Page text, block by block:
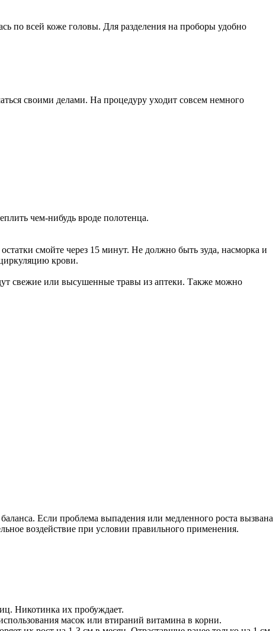
по всей коже головы. Для разделения на проборы удобно
своими делами. На процедуру уходит совсем немного
чем-нибудь вроде полотенца.
смойте через 15 минут. Не должно быть зуда, насморка и
крови.
свежие или высушенные травы из аптеки. Также можно
Если проблема выпадения или медленного роста вызвана
воздействие при условии правильного применения.
Никотинка их пробуждает.
масок или втираний витамина в корни.